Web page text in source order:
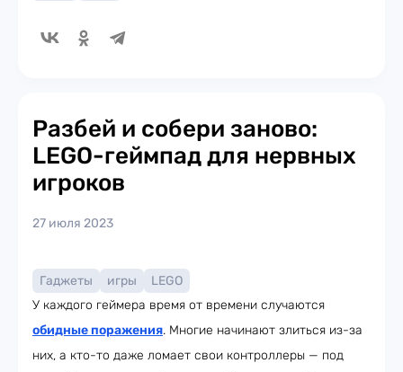
Разбей и собери заново:
LEGO-геймпад для нервных
игроков
27 июля 2023
Гаджеты игры
LEGO
У каждого геймера время от времени случаются
обидные поражения. Многие начинают злиться из-за
них, а кто-то даже ломает свои контроллеры — под